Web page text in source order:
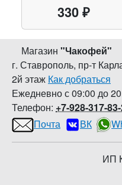
330 ₽
Магазин "Чакофей"
г. Ставрополь, пр-т
2й этаж Как добраться
Ежедневно с 09:00 до
Телефон: +7-928-317-
Почта
ВК
ИП